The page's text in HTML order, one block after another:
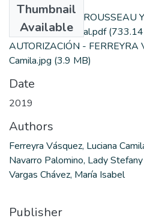
Thumbnail
Available
MONOGRAFIA BROUSSEAU
PROBLEMAS Final.pdf(733.14
AUTORIZACIÓN - FERREYRA
Camila.jpg (3.9 MB)
Date
2019
Authors
Ferreyra Vásquez, Luciana
Navarro Palomino, Lady Stefany
Vargas Chávez, María Isabel
Publisher